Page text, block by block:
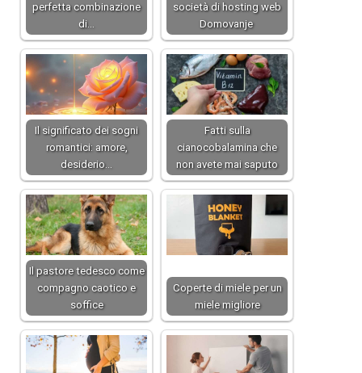
perfetta combinazione
di…
società di hosting web
Domovanje
Il significato dei sogni
romantici: amore,
desiderio…
Fatti sulla
cianocobalamina che
non avete mai saputo
Il pastore tedesco come
compagno caotico e
soffice
Coperte di miele per un
miele migliore